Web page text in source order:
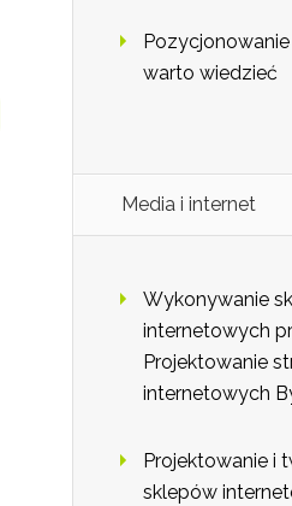
warto wiedzieć
Media i internet
Wykonywanie
internetowych
Projektowanie
internetowych
Projektowanie i
sklepów